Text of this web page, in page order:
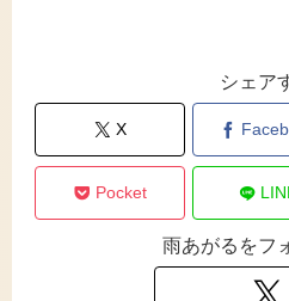
シェア
X
Pocket
雨あがるをフ